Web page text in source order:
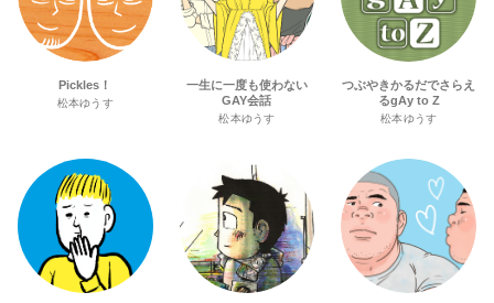
Pickles！
松本ゆうす
一生に一度も使わない
GAY会話
松本ゆうす
つぶやきかるだでさらえ
るgAy to Z
松本ゆうす